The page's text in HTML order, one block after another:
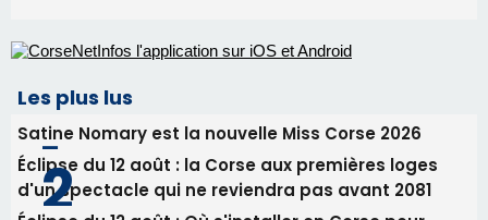
profiter pleinement du spectacle ?
consommation en recul dans les restaurants
La gendarmerie alerte les restaurateurs corses
face à une nouvelle escroquerie au faux vendeur de
vin